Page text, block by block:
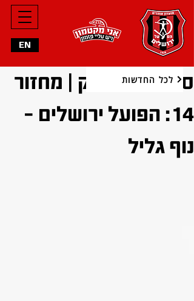
EN
סיכום המשחק | מחזור
14: הפועל ירושלים -
נוף גליל
לכל החדשות